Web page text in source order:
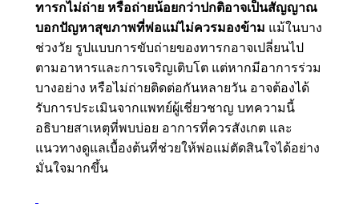
ทารกไม่ถ่าย หรือถ่ายน้อยกว่าปกติอาจเป็นสัญญาณ
บอกปัญหาสุขภาพที่พ่อแม่ไม่ควรมองข้าม แม้ในบาง
ช่วงวัย รูปแบบการขับถ่ายของทารกอาจเปลี่ยนไป
ตามอาหารและการเจริญเติบโต แต่หากมีอาการร่วม
บางอย่าง หรือไม่ถ่ายติดต่อกันหลายวัน อาจต้องได้
รับการประเมินจากแพทย์ผู้เชี่ยวชาญ บทความนี้
อธิบายสาเหตุที่พบบ่อย อาการที่ควรสังเกต และ
แนวทางดูแลเบื้องต้นที่ช่วยให้พ่อแม่ตัดสินใจได้อย่าง
มั่นใจมากขึ้น